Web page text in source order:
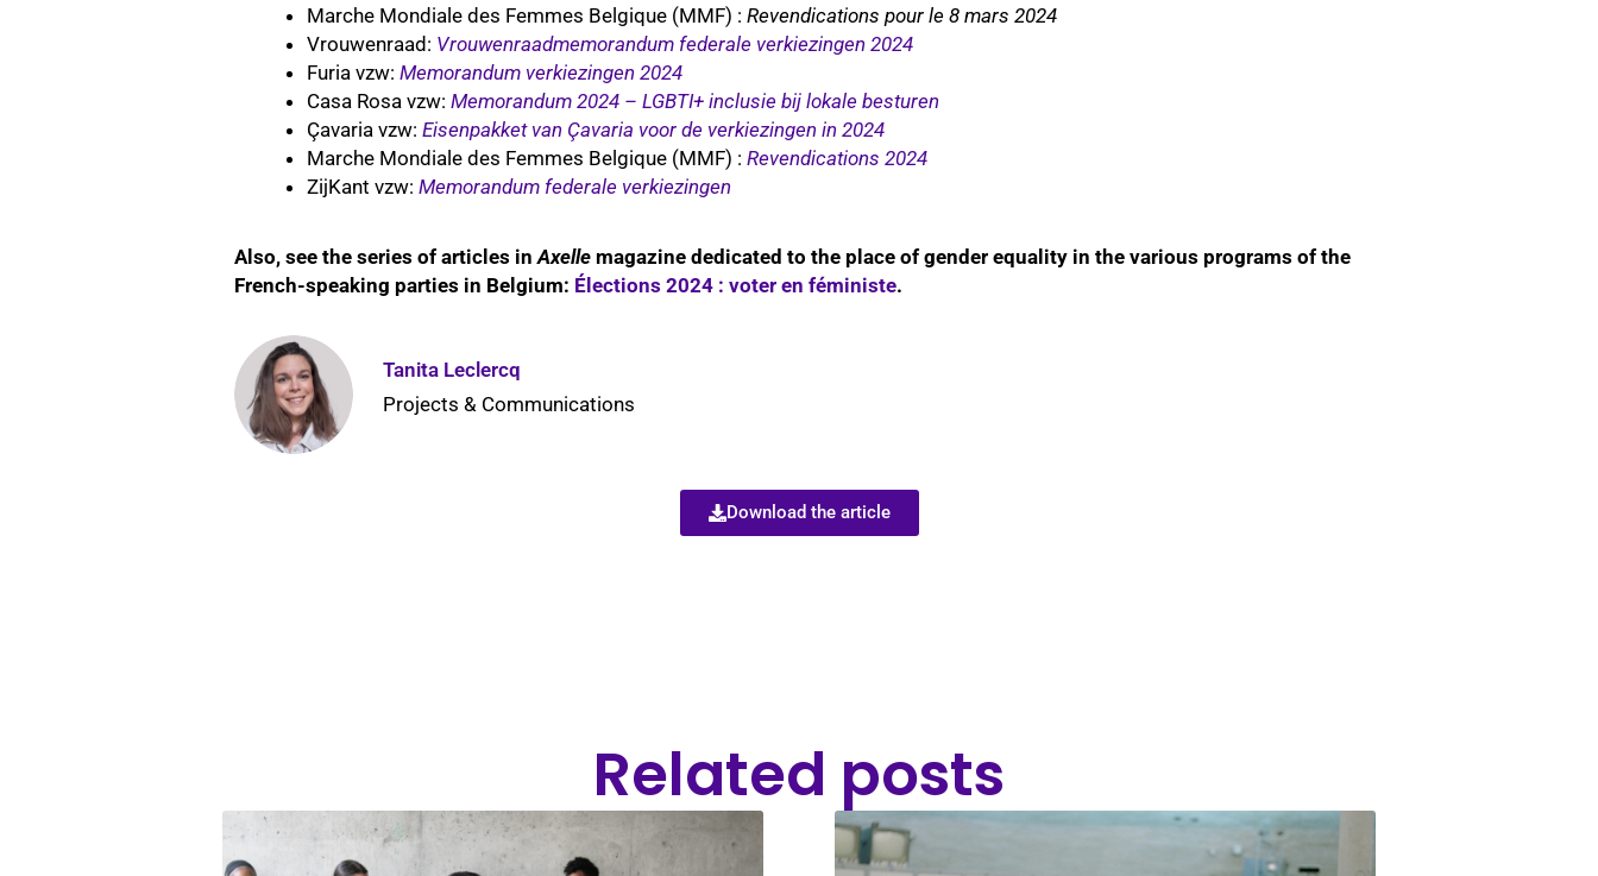
Marche Mondiale des Femmes Belgique (MMF) : Revendications pour le 8 mars 2024
Vrouwenraad: Vrouwenraadmemorandum federale verkiezingen 2024
Furia vzw: Memorandum verkiezingen 2024
Casa Rosa vzw: Memorandum 2024 – LGBTI+ inclusie bij lokale besturen
Çavaria vzw: Eisenpakket van Çavaria voor de verkiezingen in 2024
Marche Mondiale des Femmes Belgique (MMF) : Revendications 2024
ZijKant vzw: Memorandum federale verkiezingen
Also, see the series of articles inAxelle magazine dedicated to the place of gender equality in the various programs of the
French-speaking parties in Belgium: Élections 2024 : voter en féministe.
Tanita Leclercq
Projects & Communications
Download the article
Related posts